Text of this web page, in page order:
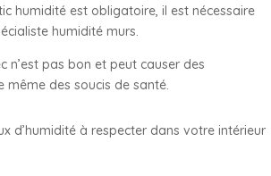
humidité est obligatoire, il est nécessaire
humidité murs.
n’est pas bon et peut causer des
même des soucis de santé.
d’humidité à respecter dans votre intérieur